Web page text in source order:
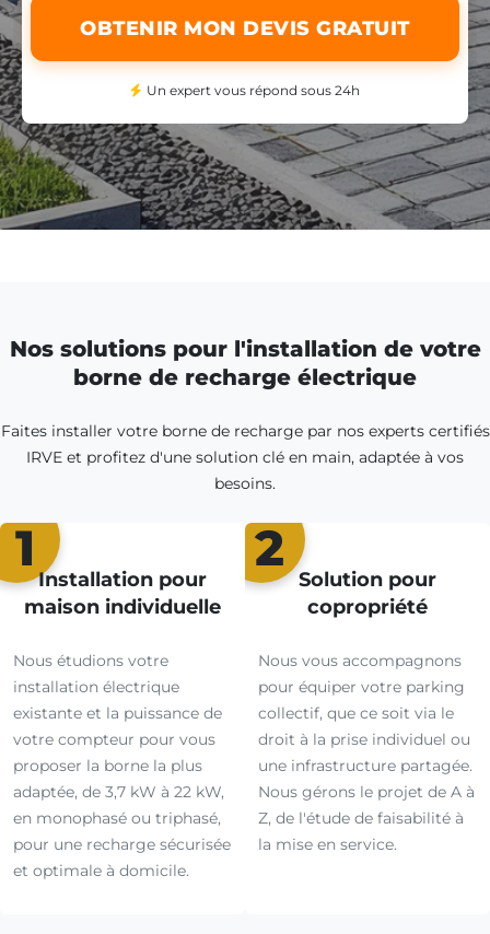
OBTENIR MON DEVIS GRATUIT
Un expert vous répond sous 24h
Nos solutions pour l'installation de votre
borne de recharge électrique
Faites installer votre borne de recharge par nos experts certifiés
IRVE et profitez d'une solution clé en main, adaptée à vos
besoins.
1
Installation pour
maison individuelle
Nous étudions votre
installation électrique
existante et la puissance de
votre compteur pour vous
proposer la borne la plus
adaptée, de 3,7 kW à 22 kW,
en monophasé ou triphasé,
pour une recharge sécurisée
et optimale à domicile.
2
Solution pour
copropriété
Nous vous accompagnons
pour équiper votre parking
collectif, que ce soit via le
droit à la prise individuel ou
une infrastructure partagée.
Nous gérons le projet de A à
Z, de l'étude de faisabilité à
la mise en service.